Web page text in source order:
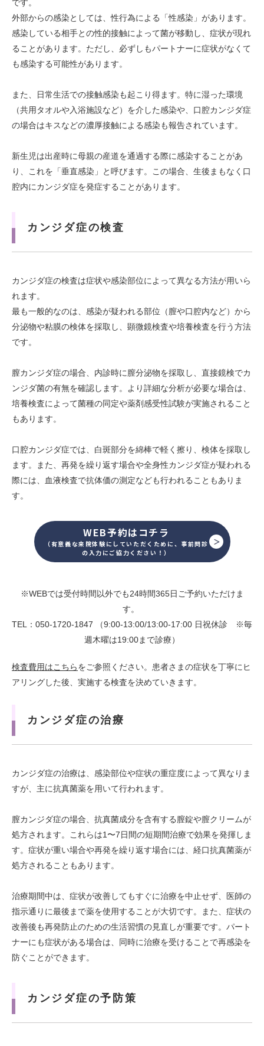
です。
外部からの感染としては、性行為による「性感染」があります。
感染している相手との性的接触によって菌が移動し、症状が現れ
ることがあります。ただし、必ずしもパートナーに症状がなくて
も感染する可能性があります。
また、日常生活での接触感染も起こり得ます。特に湿った環境
（共用タオルや入浴施設など）を介した感染や、口腔カンジダ症
の場合はキスなどの濃厚接触による感染も報告されています。
新生児は出産時に母親の産道を通過する際に感染することがあ
り、これを「垂直感染」と呼びます。この場合、生後まもなく口
腔内にカンジダ症を発症することがあります。
カンジダ症の検査
カンジダ症の検査は症状や感染部位によって異なる方法が用いら
れます。
最も一般的なのは、感染が疑われる部位（膣や口腔内など）から
分泌物や粘膜の検体を採取し、顕微鏡検査や培養検査を行う方法
です。
膣カンジダ症の場合、内診時に膣分泌物を採取し、直接鏡検でカ
ンジダ菌の有無を確認します。より詳細な分析が必要な場合は、
培養検査によって菌種の同定や薬剤感受性試験が実施されること
もあります。
口腔カンジダ症では、白斑部分を綿棒で軽く擦り、検体を採取し
ます。また、再発を繰り返す場合や全身性カンジダ症が疑われる
際には、血液検査で抗体価の測定なども行われることもありま
す。
WEB予約はコチラ
（有意義な来院体験にしていただくために、事前問診
の入力にご協力ください！）
※WEBでは受付時間以外でも24時間365日ご予約いただけま
す。
TEL：050-1720-1847 （9:00-13:00/13:00-17:00 日祝休診 ※毎
週木曜は19:00まで診療）
検査費用はこちらをご参照ください。患者さまの症状を丁寧にヒ
アリングした後、実施する検査を決めていきます。
カンジダ症の治療
カンジダ症の治療は、感染部位や症状の重症度によって異なりま
すが、主に抗真菌薬を用いて行われます。
膣カンジダ症の場合、抗真菌成分を含有する膣錠や膣クリームが
処方されます。これらは1〜7日間の短期間治療で効果を発揮しま
す。症状が重い場合や再発を繰り返す場合には、経口抗真菌薬が
処方されることもあります。
治療期間中は、症状が改善してもすぐに治療を中止せず、医師の
指示通りに最後まで薬を使用することが大切です。また、症状の
改善後も再発防止のための生活習慣の見直しが重要です。パート
ナーにも症状がある場合は、同時に治療を受けることで再感染を
防ぐことができます。
カンジダ症の予防策